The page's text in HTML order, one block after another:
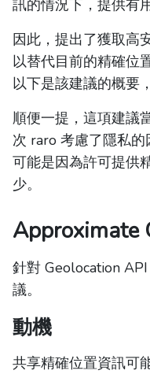
訊的情況下，提供有
因此，提出了獲取高
以替代目前的精確位
以下是該建議的概要，
順便一提，這項建議
次 raro 考慮了隱私的
可能是因為許可提供
少。
Approximate
針對 Geolocation
議。
動機
共享精確位置資訊可